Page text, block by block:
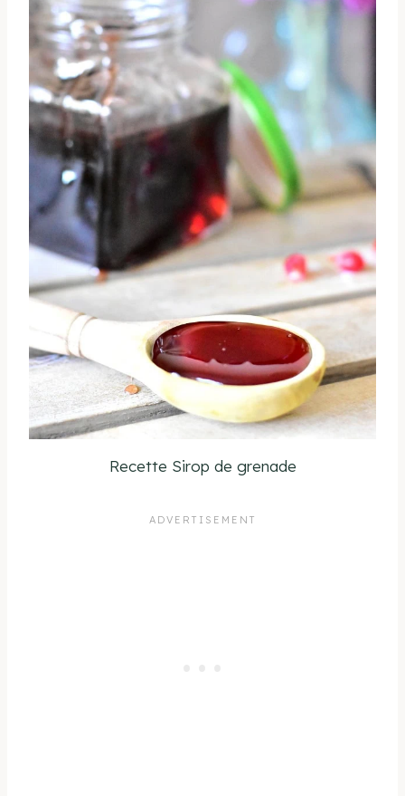
Recette Sirop de grenade